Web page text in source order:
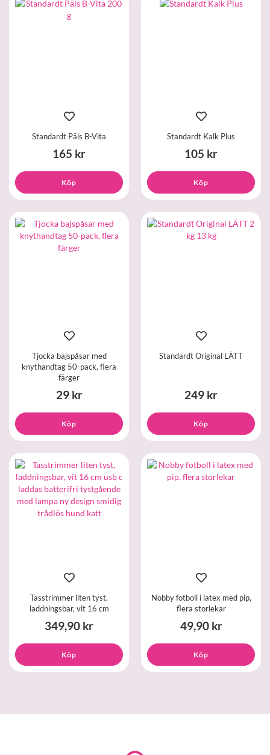
Standardt Päls B-Vita
165 kr
Köp
Standardt Kalk Plus
105 kr
Köp
Tjocka bajspåsar med
knythandtag 50-pack, flera
färger
29 kr
Köp
Standardt Original LÄTT
249 kr
Köp
Tasstrimmer liten tyst,
laddningsbar, vit 16 cm
349,90 kr
Köp
Nobby fotboll i latex med pip,
flera storlekar
49,90 kr
Köp